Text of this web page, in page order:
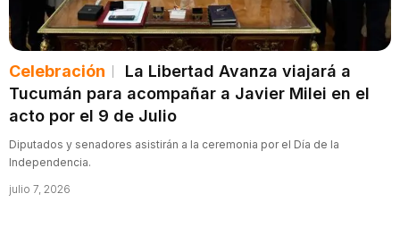
Celebración
La Libertad Avanza viajará a
Tucumán para acompañar a Javier Milei en el
acto por el 9 de Julio
Diputados y senadores asistirán a la ceremonia por el Día de la
Independencia.
julio 7, 2026